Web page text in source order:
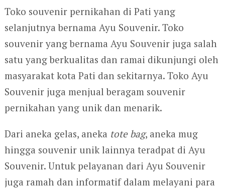
Toko souvenir pernikahan di Pati yang
selanjutnya bernama Ayu Souvenir. Toko
souvenir yang bernama Ayu Souvenir juga salah
satu yang berkualitas dan ramai dikunjungi oleh
masyarakat kota Pati dan sekitarnya. Toko Ayu
Souvenir juga menjual beragam souvenir
pernikahan yang unik dan menarik.
Dari aneka gelas, aneka tote bag, aneka mug
hingga souvenir unik lainnya teradpat di Ayu
Souvenir. Untuk pelayanan dari Ayu Souvenir
juga ramah dan informatif dalam melayani para